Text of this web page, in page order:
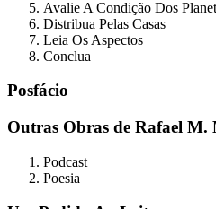
Avalie A Condição Dos
Distribua Pelas Casas
Leia Os Aspectos
Conclua
Posfácio
Outras Obras de Rafael M.
Podcast
Poesia